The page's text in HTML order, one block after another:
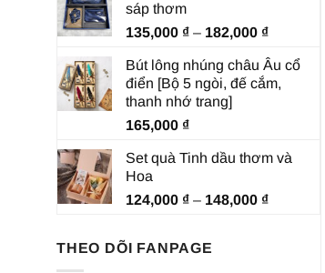
sáp thơm
135,000 ₫ – 182,000 ₫Khoảng
từ
135,000 ₫
Bút lông nhúng châu Âu cổ
điển [Bộ 5 ngòi, đế cắm,
thanh nhớ trang]
165,000 ₫
Set quà Tinh dầu thơm và
Hoa
124,000 ₫ – 148,000 ₫Khoảng
THEO DÕI FANPAGE